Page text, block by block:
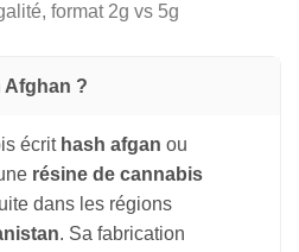
format 2g vs 5g
Afghan ?
écrit hash afgan ou
résine de cannabis
dans les régions
. Sa fabrication